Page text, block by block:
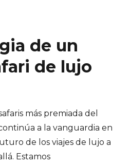
de un
de lujo
más premiada del
a la vanguardia en
de los viajes de lujo a
Estamos